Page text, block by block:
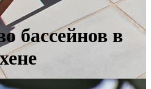
бассейнов в